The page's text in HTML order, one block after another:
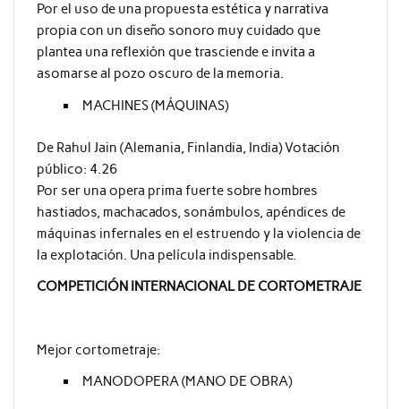
Por el uso de una propuesta estética y narrativa
propia con un diseño sonoro muy cuidado que
plantea una reflexión que trasciende e invita a
asomarse al pozo oscuro de la memoria.
MACHINES (MÁQUINAS)
De Rahul Jain (Alemania, Finlandia, India) Votación
público: 4.26
Por ser una opera prima fuerte sobre hombres
hastiados, machacados, sonámbulos, apéndices de
máquinas infernales en el estruendo y la violencia de
la explotación. Una película indispensable.
COMPETICIÓN INTERNACIONAL DE CORTOMETRAJE
Mejor cortometraje:
MANODOPERA (MANO DE OBRA)